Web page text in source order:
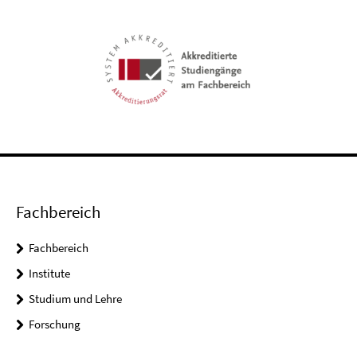
Fachbereich
Fachbereich
Institute
Studium und Lehre
Forschung